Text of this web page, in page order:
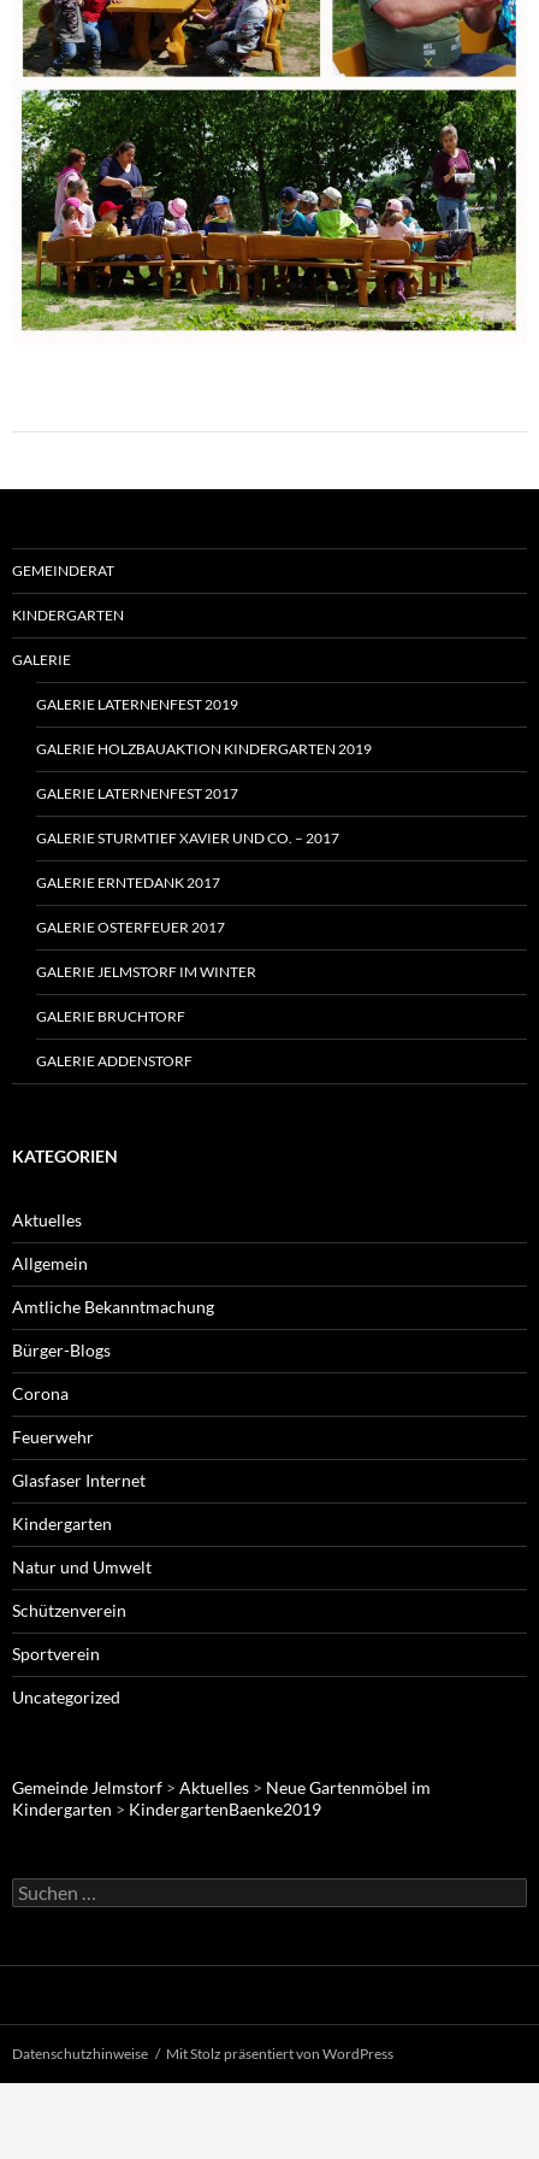
GEMEINDERAT
KINDERGARTEN
GALERIE
GALERIE LATERNENFEST 2019
GALERIE HOLZBAUAKTION KINDERGARTEN 2019
GALERIE LATERNENFEST 2017
GALERIE STURMTIEF XAVIER UND CO. – 2017
GALERIE ERNTEDANK 2017
GALERIE OSTERFEUER 2017
GALERIE JELMSTORF IM WINTER
GALERIE BRUCHTORF
GALERIE ADDENSTORF
KATEGORIEN
Aktuelles
Allgemein
Amtliche Bekanntmachung
Bürger-Blogs
Corona
Feuerwehr
Glasfaser Internet
Kindergarten
Natur und Umwelt
Schützenverein
Sportverein
Uncategorized
Gemeinde Jelmstorf > Aktuelles > Neue Gartenmöbel im
Kindergarten > KindergartenBaenke2019
Suche
nach:
Datenschutzhinweise Mit Stolz präsentiert von WordPress